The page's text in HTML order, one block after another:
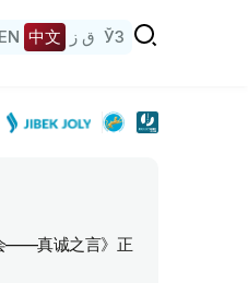
EN 中文 ق ز ЎЗ
——真诚之言》正